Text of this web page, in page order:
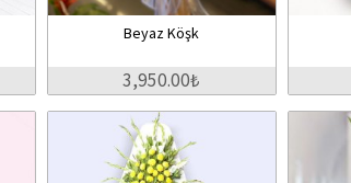
Beyaz Köşk
3,950.00₺